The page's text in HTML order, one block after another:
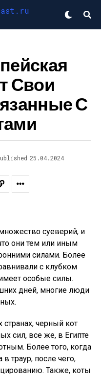
Свои
С
25.04.2024
суеверий, и
они тем или иным
силами. Более
с клубком
особые силы.
дней, многие люди
странах, черный кот
сил, все же, в Египте
Более того, когда
траур, после чего,
Также, коты